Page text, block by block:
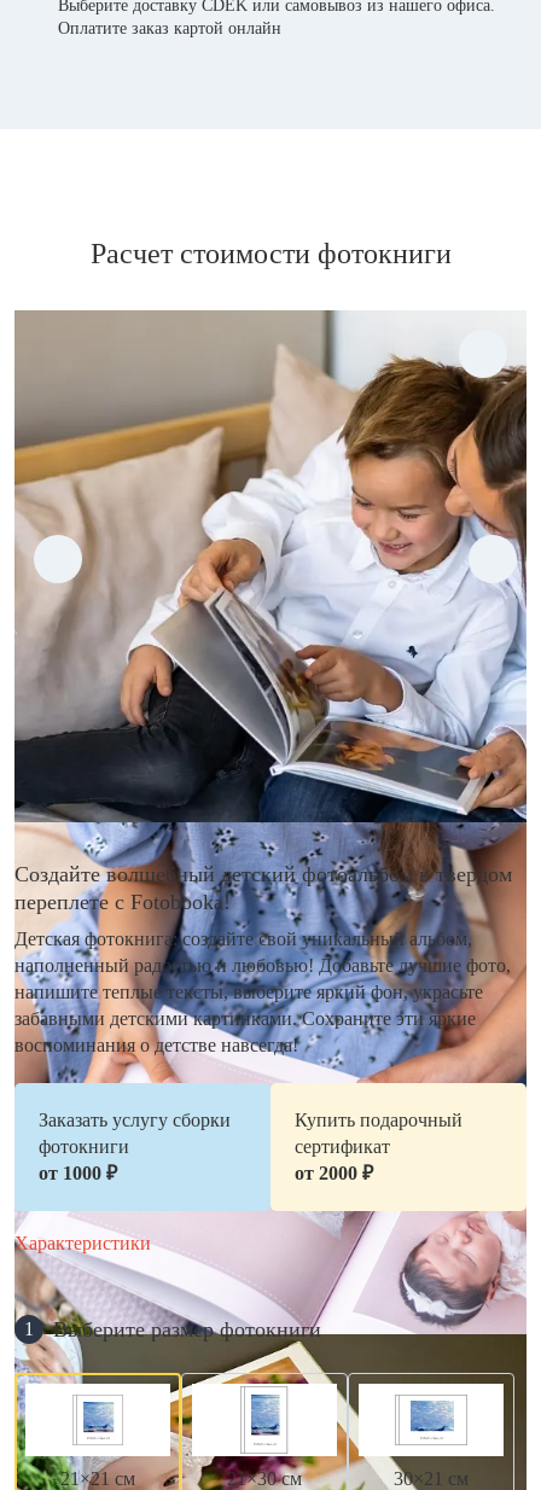
Выберите доставку CDEK или самовывоз из нашего офиса.
Оплатите заказ картой онлайн
Расчет стоимости фотокниги
Создайте волшебный детский фотоальбом в твердом
переплете с Fotobooka!
Детская фотокнига: создайте свой уникальный альбом,
наполненный радостью и любовью! Добавьте лучшие фото,
напишите теплые тексты, выберите яркий фон, украсьте
забавными детскими картинками. Сохраните эти яркие
воспоминания о детстве навсегда!
Заказать услугу сборки
фотокниги
от 1000 ₽
Купить подарочный
сертификат
от 2000 ₽
Характеристики
1 Выберите размер фотокниги
21×21 см 21×30 см 30×21 см